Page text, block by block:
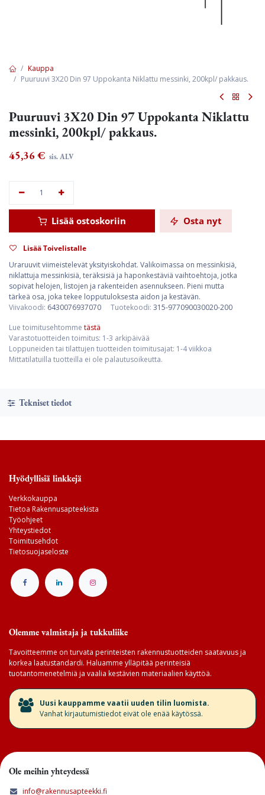
Kauppa
Puuruuvi 3X20 Din 97 Uppokanta Niklattu messinki, 200kpl/ pakkaus.
Puuruuvi 3X20 Din 97 Uppokanta Niklattu
messinki, 200kpl/ pakkaus.
45,36€ sis. ALV
Lisää ostoskoriin Osta nyt
Lisää Toivelistalle
Uraruuvit viimeistelevät yksityiskohdat. Valikoimassa on messinkisiä,
niklattuja messinkisiä, teräksisiä ja haponkestäviä vaihtoehtoja, jotka
sopivat helojen, listojen ja rakenteiden asennukseen. Pieni mutta
tärkeä osa, joka tekee lopputuloksesta aidon ja kestävän.
Viivakoodi: 6430076937070 Tuotekoodi: 315-977090030020-200
Lue toimitusehtomme tästä
Varastotuotteiden toimitus: 1-3 arkipäivää
Loppuneiden tai tilattujen tuotteiden toimitusajat: 1-4 viikkoa
Mittatilatuilla tuotteilla ei ole palautusoikeutta.
Tekniset tiedot
Hyödyllisiä linkkejä
Verkkokauppa
Tietoa Rakennusapteekista
Työohjeet
Yhteystiedot
Toimitusehdot
Tietosuojaseloste
Olemme valmistaja ja tukkuliike
Tavoitteemme on turvata perinteisten rakennustuotteiden saatavuus ja
korkea laatustandardi. Haluamme ylläpitää perinteisiä
tuotantomenetelmiä ja vaalia kestävien materiaalien käyttöä.
​Uusi kauppamme vaatii uuden tilin luomista.
Vanhat kirjautumistiedot eivät ole enää käytössä.
Ole meihin yhteydessä
info@rakennusapteekki.fi